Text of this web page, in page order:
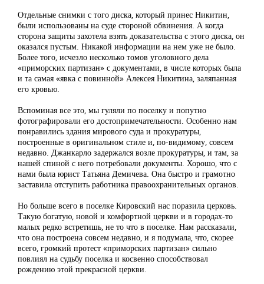
Отдельные снимки с того диска, который принес Никитин,
были использованы на суде стороной обвинения. А когда
сторона защиты захотела взять доказательства с этого диска, он
оказался пустым. Никакой информации на нем уже не было.
Более того, исчезло несколько томов уголовного дела
«приморских партизан» с документами, в числе которых была
и та самая «явка с повинной» Алексея Никитина, заляпанная
его кровью.
Вспоминая все это, мы гуляли по поселку и попутно
фотографировали его достопримечательности. Особенно нам
понравились здания мирового суда и прокуратуры,
построенные в оригинальном стиле и, по-видимому, совсем
недавно. Джанкарло задержался возле прокуратуры, и там, за
нашей спиной с него потребовали документы. Хорошо, что с
нами была юрист Татьяна Демичева. Она быстро и грамотно
заставила отступить работника правоохранительных органов.
Но больше всего в поселке Кировский нас поразила церковь.
Такую богатую, новой и комфортной церкви и в городах-то
малых редко встретишь, не то что в поселке. Нам рассказали,
что она построена совсем недавно, и я подумала, что, скорее
всего, громкий протест «приморских партизан» сильно
повлиял на судьбу поселка и косвенно способствовал
рождению этой прекрасной церкви.